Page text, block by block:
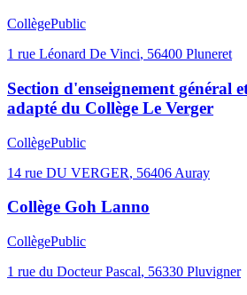
CollègePublic
1 rue Léonard De Vinci, 56400 Pluneret
Section d'enseignement général
adapté du Collège Le Verger
CollègePublic
14 rue DU VERGER, 56406 Auray
Collège Goh Lanno
CollègePublic
1 rue du Docteur Pascal, 56330 Pluvigner